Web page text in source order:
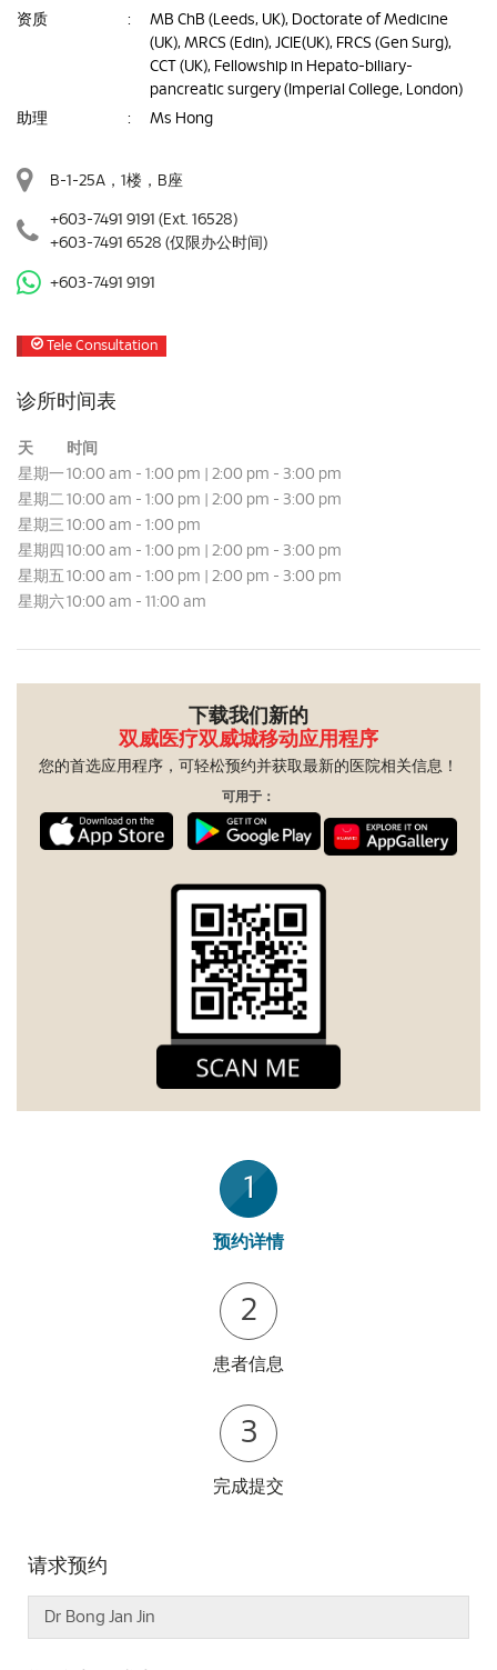
资质
:
MB ChB (Leeds, UK), Doctorate of Medicine
(UK), MRCS (Edin), JCIE(UK), FRCS (Gen Surg),
CCT (UK), Fellowship in Hepato-biliary-
pancreatic surgery (Imperial College, London)
助理
: Ms Hong
B-1-25A，1楼，B座
+603-7491 9191 (Ext. 16528)
+603-7491 6528 (仅限办公时间)
+603-7491 9191
Tele Consultation
诊所时间表
天
时间
星期一 10:00 am - 1:00 pm | 2:00 pm - 3:00 pm
星期二 10:00 am - 1:00 pm | 2:00 pm - 3:00 pm
星期三 10:00 am - 1:00 pm
星期四 10:00 am - 1:00 pm | 2:00 pm - 3:00 pm
星期五 10:00 am - 1:00 pm | 2:00 pm - 3:00 pm
星期六10:00 am - 11:00 am
下载我们新的
双威医疗双威城移动应用程序
您的首选应用程序，可轻松预约并获取最新的医院相关信息！
可用于：
1
预约详情
2
患者信息
3
完成提交
请求预约